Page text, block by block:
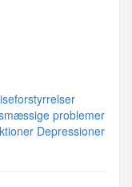
problemer
Depressioner